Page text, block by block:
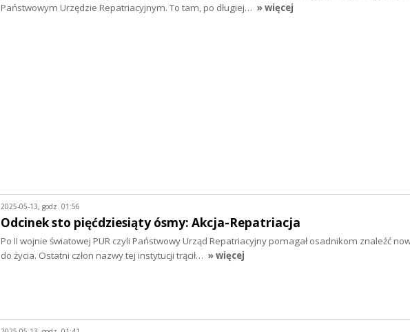
Państwowym Urzędzie Repatriacyjnym. To tam, po długiej… » więcej
2025-05-13, godz. 01:56
Odcinek sto pięćdziesiąty ósmy: Akcja-Repatriacja
Po II wojnie światowej PUR czyli Państwowy Urząd Repatriacyjny pomagał osadnikom znaleźć
do życia. Ostatni człon nazwy tej instytucji trącił… » więcej